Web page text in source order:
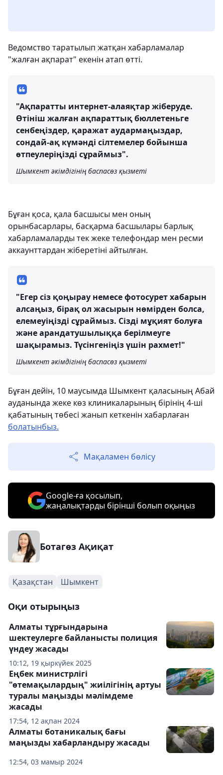
Ведомство таратылып жатқан хабарламалар
"жалған ақпарат" екенін атап өтті.
"Ақпаратты интернет-алаяқтар жіберуде.
Өтініш жалған ақпараттық бюллетеньге
сенбеңіздер, қаражат аудармаңыздар,
сондай-ақ күмәнді сілтемелер бойынша
өтпеулеріңізді сұраймыз".
Шымкент әкімдігінің баспасөз қызметі
Бұған қоса, қала басшысы мен оның
орынбасарлары, басқарма басшылары барлық
хабарламаларды тек жеке телефондар мен ресми
аккаунттардан жіберетіні айтылған.
"Егер сіз қоңырау немесе фотосурет хабарын
алсаңыз, бірақ ол жасырын нөмірден болса,
елемеуіңізді сұраймыз. Сізді мұқият болуға
және арандатушылыққа берілмеуге
шақырамыз. Түсінгеніңіз үшін рахмет!"
Шымкент әкімдігінің баспасөз қызметі
Бұған дейін, 10 маусымда Шымкент қаласының Абай
ауданында жеке көз клиникаларының бірінің 4-ші
қабатының төбесі жанып кеткенін хабарлаған
болатынбыз.
Мақаламен бөлісу
Google-ға қосылып,
жаңалықтарды бірінші болып оқыңыз
Ботагөз Ақиқат
Қазақстан Шымкент
Оқи отырыңыз
10:12, 19 қыркүйек 2025
Алматы тұрғындарына
шектеулерге байланысты полиция
үндеу жасады
17:54, 12 ақпан 2024
Еңбек министрлігі
"өтемақылардың" жиілігінің артуы
туралы маңызды мәлімдеме
жасады
12:54, 03 мамыр 2024
Алматы ботаникалық бағы
маңызды хабарландыру жасады